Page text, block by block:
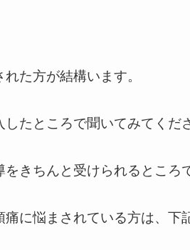
た方が結構います。
たところで聞いてみてくだ
きちんと受けられるところ
に悩まされている方は、下